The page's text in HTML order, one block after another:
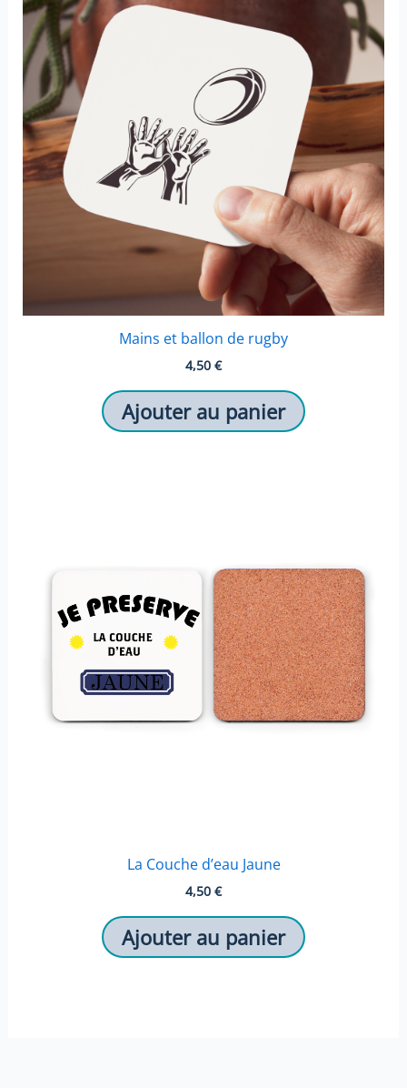
Mains et ballon de rugby
4,50 €
Ajouter au panier
La Couche d’eau Jaune
4,50 €
Ajouter au panier